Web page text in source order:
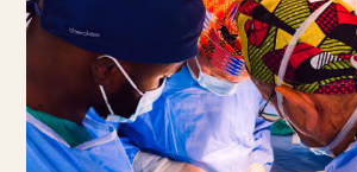
Actualmente el Hospital Notre Dame de la
Santé, cuenta con dos quirófanos, dos
salas de curas y una consulta totalmente
dotadas, un área de hospitalización para
enfermos agudos, con salas independientes
para hombres, mujeres y niños,